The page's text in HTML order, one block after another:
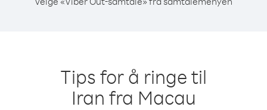
Tips for å ringe til
Iran fra Macau